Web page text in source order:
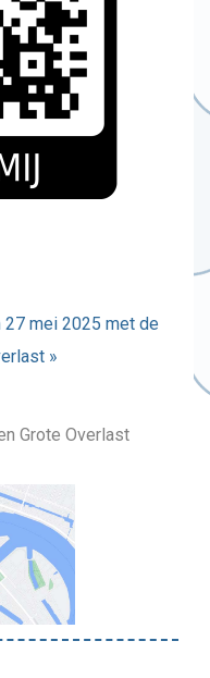
27 mei 2025 met de
»
Grote Overlast